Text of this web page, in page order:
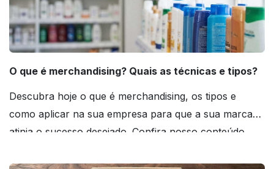
O que é merchandising? Quais as técnicas e tipos?
Descubra hoje o que é merchandising, os tipos e
como aplicar na sua empresa para que a sua marca
atinja o sucesso desejado. Confira nosso conteúdo